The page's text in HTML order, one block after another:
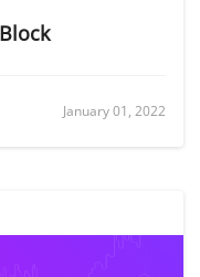
January 01, 2022